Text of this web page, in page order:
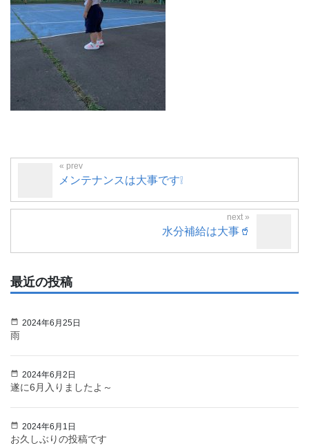
メンテナンスは大事です❕
水分補給は大事🥤
最近の投稿
2024年6月25日
雨
2024年6月2日
遂に6月入りましたよ～
2024年6月1日
お久しぶりの投稿です